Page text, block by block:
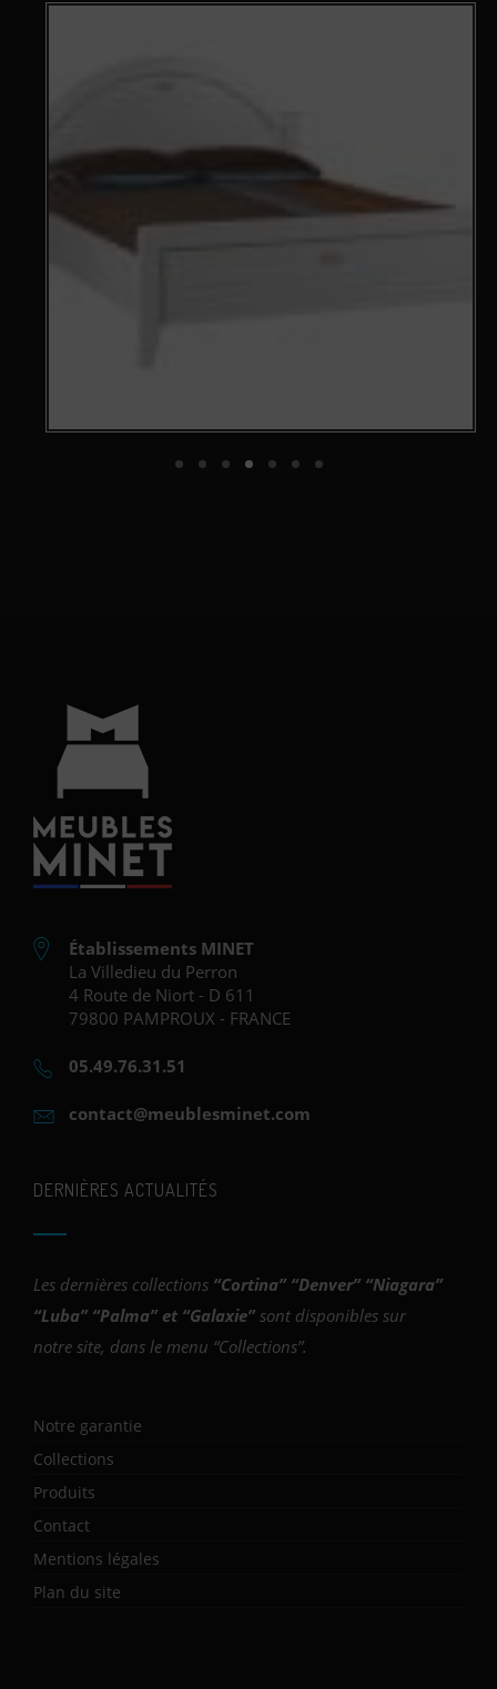
Établissements MINET
La Villedieu du Perron
4 Route de Niort - D 611
79800 PAMPROUX - FRANCE
05.49.76.31.51
contact@meublesminet.com
DERNIÈRES ACTUALITÉS
Les dernières collections “Cortina” “Denver” “Niagara”
“Luba” “Palma” et “Galaxie” sont disponibles sur
notre site, dans le menu “Collections”.
Notre garantie
Collections
Produits
Contact
Mentions légales
Plan du site